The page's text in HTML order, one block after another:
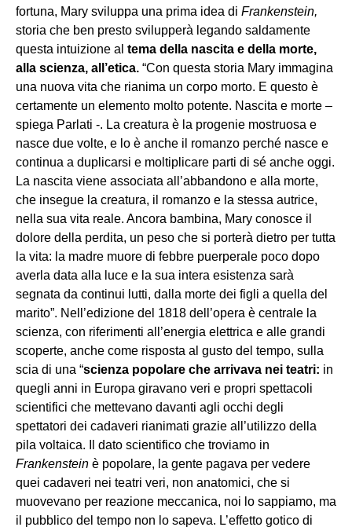
fortuna, Mary sviluppa una prima idea di Frankenstein,
storia che ben presto svilupperà legando saldamente
questa intuizione al tema della nascita e della morte,
alla scienza, all’etica. “Con questa storia Mary immagina
una nuova vita che rianima un corpo morto. E questo è
certamente un elemento molto potente. Nascita e morte –
spiega Parlati -. La creatura è la progenie mostruosa e
nasce due volte, e lo è anche il romanzo perché nasce e
continua a duplicarsi e moltiplicare parti di sé anche oggi.
La nascita viene associata all’abbandono e alla morte,
che insegue la creatura, il romanzo e la stessa autrice,
nella sua vita reale. Ancora bambina, Mary conosce il
dolore della perdita, un peso che si porterà dietro per tutta
la vita: la madre muore di febbre puerperale poco dopo
averla data alla luce e la sua intera esistenza sarà
segnata da continui lutti, dalla morte dei figli a quella del
marito”. Nell’edizione del 1818 dell’opera è centrale la
scienza, con riferimenti all’energia elettrica e alle grandi
scoperte, anche come risposta al gusto del tempo, sulla
scia di una “scienza popolare che arrivava nei teatri: in
quegli anni in Europa giravano veri e propri spettacoli
scientifici che mettevano davanti agli occhi degli
spettatori dei cadaveri rianimati grazie all’utilizzo della
pila voltaica. Il dato scientifico che troviamo in
Frankenstein è popolare, la gente pagava per vedere
quei cadaveri nei teatri veri, non anatomici, che si
muovevano per reazione meccanica, noi lo sappiamo, ma
il pubblico del tempo non lo sapeva. L’effetto gotico di